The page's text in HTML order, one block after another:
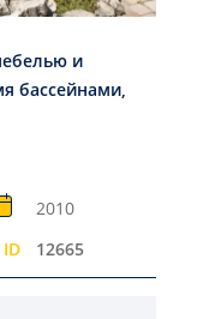
и
бассейнами,
2010
12665